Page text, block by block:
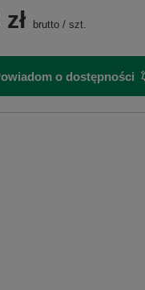
brutto/ szt.
o dostępności